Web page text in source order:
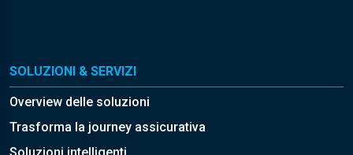
SOLUZIONI & SERVIZI
Overview delle soluzioni
Trasforma la journey assicurativa